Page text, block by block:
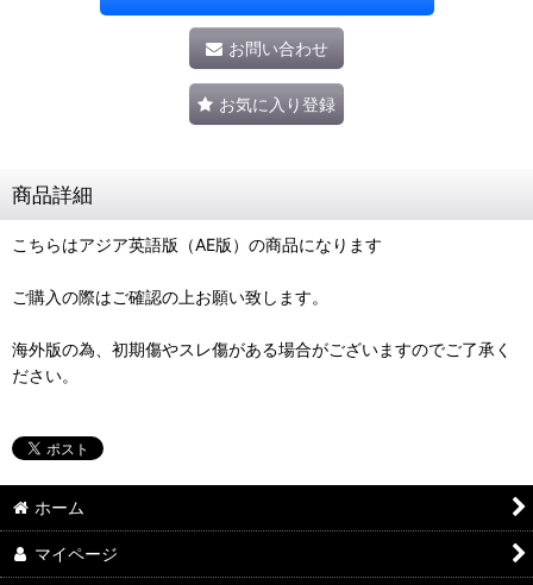
お問い合わせ
お気に入り登録
商品詳細
こちらはアジア英語版（AE版）の商品になります
ご購入の際はご確認の上お願い致します。
海外版の為、初期傷やスレ傷がある場合がございますのでご了承く
ださい。
ホーム
マイページ